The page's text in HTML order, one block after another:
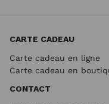
CARTE CADEAU
Carte cadeau en ligne
Carte cadeau en
CONTACT